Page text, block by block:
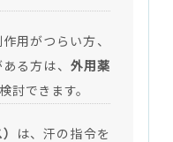
用がつらい方、
る方は、 外用薬
討できます。
は、汗の指令を